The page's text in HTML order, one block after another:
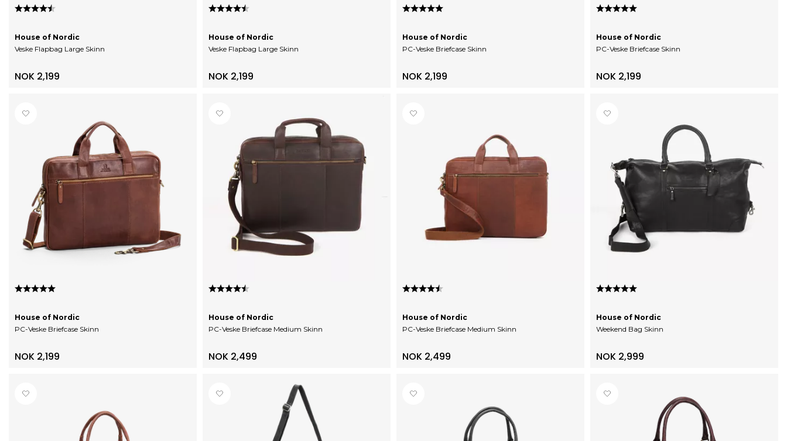
Veske Flapbag Large Skinn
House of Nordic
NOK 2,199
Karakter:
Veske Flapbag Large Skinn
House of Nordic
NOK 2,199
Karakter:
PC-Veske Briefcase Skinn
House of Nordic
NOK 2,199
Karakter:
PC-Veske Briefcase Skinn
House of Nordic
NOK 2,199
Karakter:
PC-Veske Briefcase Skinn
House of Nordic
NOK 2,199
Karakter:
PC-Veske Briefcase Medium Skinn
House of Nordic
NOK 2,499
Karakter:
PC-Veske Briefcase Medium Skinn
House of Nordic
NOK 2,499
Karakter:
Weekend Bag Skinn
House of Nordic
NOK 2,999
Karakter: